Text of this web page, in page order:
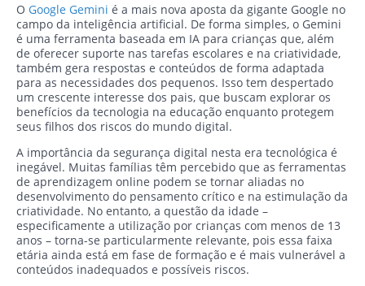
O Google Gemini é a mais nova aposta da gigante Google no
campo da inteligência artificial. De forma simples, o Gemini
é uma ferramenta baseada em IA para crianças que, além
de oferecer suporte nas tarefas escolares e na criatividade,
também gera respostas e conteúdos de forma adaptada
para as necessidades dos pequenos. Isso tem despertado
um crescente interesse dos pais, que buscam explorar os
benefícios da tecnologia na educação enquanto protegem
seus filhos dos riscos do mundo digital.
A importância da segurança digital nesta era tecnológica é
inegável. Muitas famílias têm percebido que as ferramentas
de aprendizagem online podem se tornar aliadas no
desenvolvimento do pensamento crítico e na estimulação da
criatividade. No entanto, a questão da idade –
especificamente a utilização por crianças com menos de 13
anos – torna-se particularmente relevante, pois essa faixa
etária ainda está em fase de formação e é mais vulnerável a
conteúdos inadequados e possíveis riscos.